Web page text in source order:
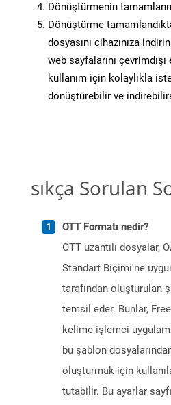
Dönüştürmenin
Dönüştürme
dosyasını cihazınıza
web sayfalarını
kullanım için kolaylıkla
dönüştürebilir ve
sıkça Sorulan
OTT Formatı nedir?
OTT uzantılı dosyalar,
Standart Biçimi'ne
tarafından oluşturulan
temsil eder. Bunlar,
kelime işlemci
bu şablon
oluşturmak için
tutabilir. Bu ayarlar